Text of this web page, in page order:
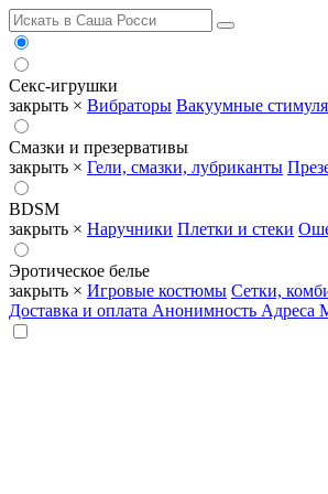
Секс-игрушки
закрыть × Вибраторы Вакуумные
Смазки и презервативы
закрыть × Гели, смазки, лубриканты
BDSM
закрыть × Наручники Плетки и стеки
Эротическое белье
закрыть × Игровые костюмы Сетки,
Доставка и оплата Анонимность Адреса